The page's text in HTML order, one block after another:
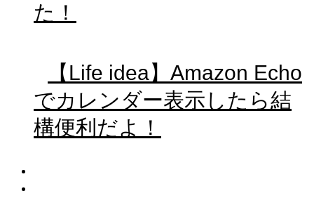
た！
【Life idea】Amazon Echo
でカレンダー表示したら結
構便利だよ！